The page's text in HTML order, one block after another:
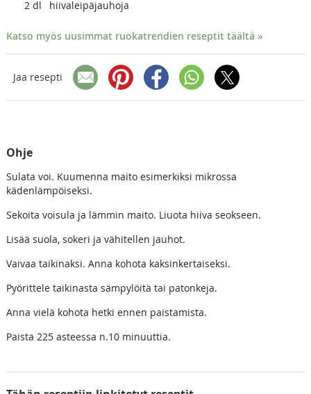
2 dl hiivaleipäjauhoja
Katso myös uusimmat ruokatrendien reseptit täältä »
Jaa resepti
Ohje
Sulata voi. Kuumenna maito esimerkiksi mikrossa
kädenlämpöiseksi.
Sekoita voisula ja lämmin maito. Liuota hiiva seokseen.
Lisää suola, sokeri ja vähitellen jauhot.
Vaivaa taikinaksi. Anna kohota kaksinkertaiseksi.
Pyörittele taikinasta sämpylöitä tai patonkeja.
Anna vielä kohota hetki ennen paistamista.
Paista 225 asteessa n.10 minuuttia.